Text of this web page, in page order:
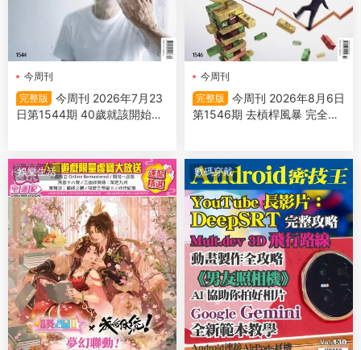
今周刊
完整版
今周刊 2026年7月23
日第1544期 40歲就該開始的
今周刊
完整版
今周刊 2026年8月6日
第1546期 去槓桿風暴 完全拆
娛樂生活 數碼穿戴